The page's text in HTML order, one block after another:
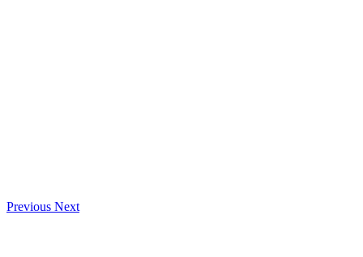
Previous Next